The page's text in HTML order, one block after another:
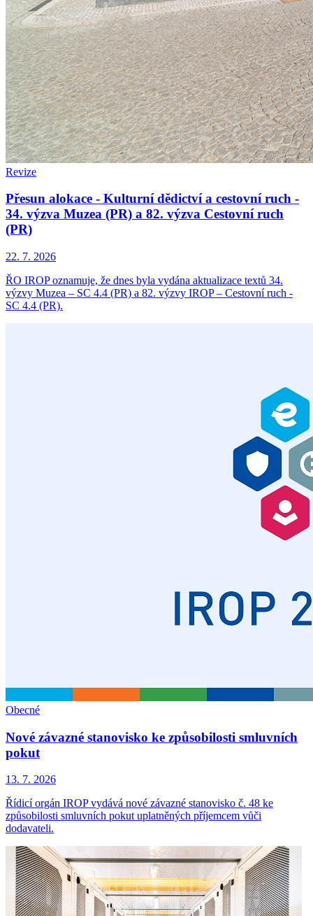
Revize
Přesun alokace - Kulturní dědictví a cestovní ruch -
34. výzva Muzea (PR) a 82. výzva Cestovní ruch
(PR)
22. 7. 2026
ŘO IROP oznamuje, že dnes byla vydána aktualizace textů 34.
výzvy Muzea – SC 4.4 (PR) a 82. výzvy IROP – Cestovní ruch -
SC 4.4 (PR).
Obecné
Nové závazné stanovisko ke způsobilosti smluvních
pokut
13. 7. 2026
Řídicí orgán IROP vydává nové závazné stanovisko č. 48 ke
způsobilosti smluvních pokut uplatněných příjemcem vůči
dodavateli.